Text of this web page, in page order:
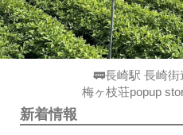
🚃長崎駅 長崎
梅ヶ枝荘popup
新着情報